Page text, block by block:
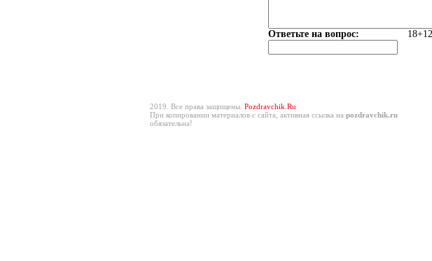
Ответьте на вопрос:
2019. Все права защищены. Pozdravchik.Ru
При копировании материалов с сайта, активная ссылка на pozdravchik.ru
обязательна!